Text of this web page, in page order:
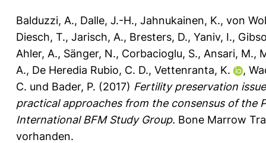
Balduzzi, A., Dalle, J.-H., Jahnukainen, K., von
Diesch, T., Jarisch, A., Bresters, D., Yaniv, I.,
Ahler, A., Sänger, N., Corbacioglu, S., Ansari, M.,
A., De Heredia Rubio, C. D., Vettenranta, K. ,
C. und Bader, P. (2017) Fertility preservation
practical approaches from the consensus of the
International BFM Study Group. Bone Marrow
vorhanden.